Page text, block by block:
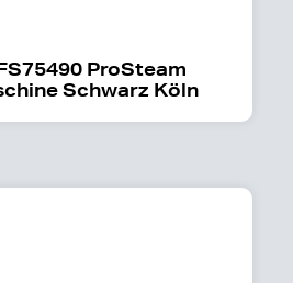
ProSteam
Schwarz Köln